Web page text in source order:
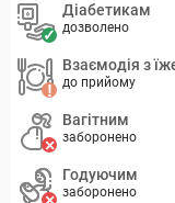
Діабетикам
дозволено
Взаємодія з
до прийому
Вагітним
заборонено
Годуючим
заборонено